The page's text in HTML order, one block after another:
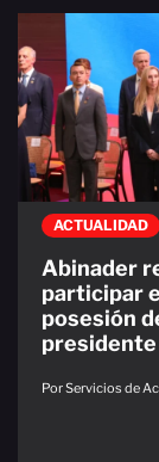
ACTUALIDAD
Abinader
participar
posesión
presidente
Por Servicios de